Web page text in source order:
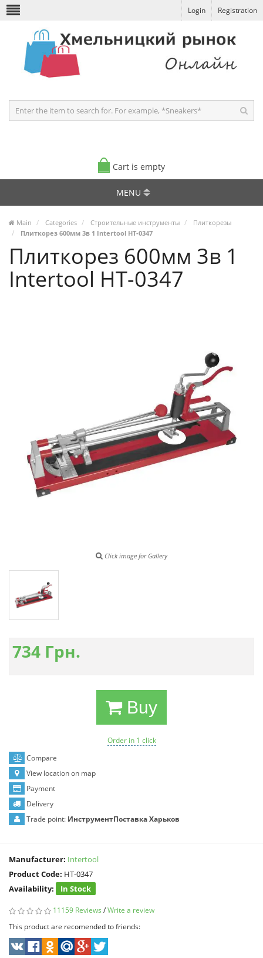
Login Registration
Cart is empty
MENU
Main Categories Строительные инструменты
Плиткорезы
Плиткорез 600мм 3в 1 Intertool HT-0347
Плиткорез 600мм 3в 1
Intertool HT-0347
Click image for Gallery
734 Грн.
Buy
Order in 1 click
Compare
View location on map
Payment
Delivery
Trade point: ИнструментПоставка Харьков
Manufacturer: Intertool
Product Code: HT-0347
Availability:
In Stock
11159 Reviews /Write a review
This product are recomended to friends: